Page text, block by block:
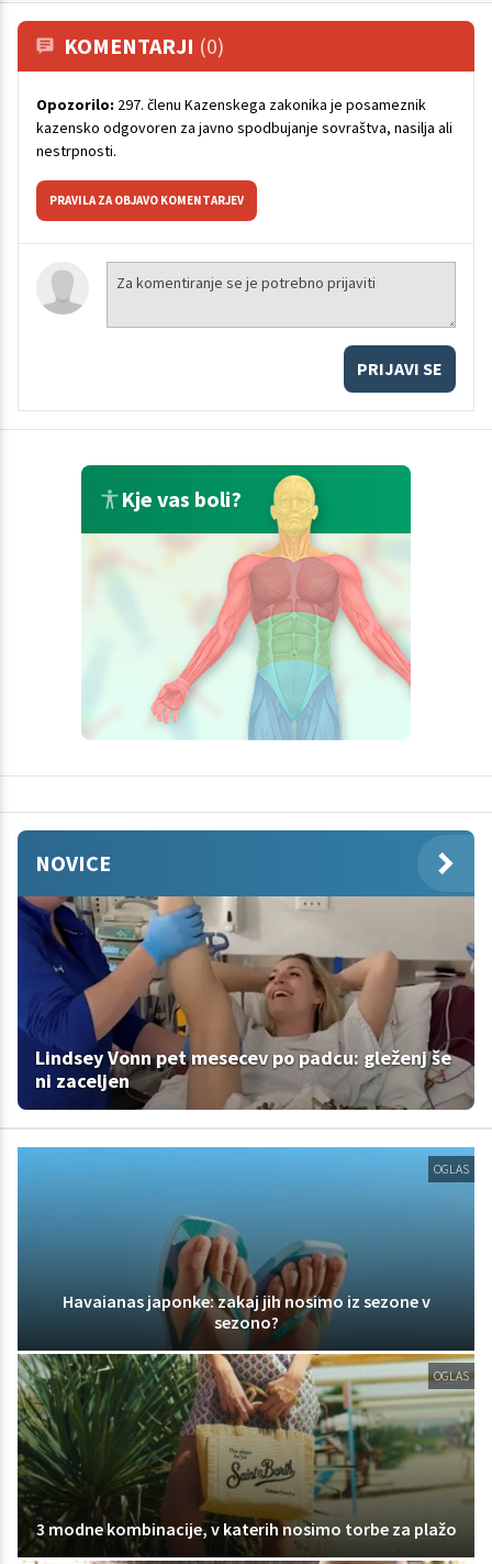
KOMENTARJI (0)
Opozorilo: 297. členu Kazenskega zakonika je posameznik
kazensko odgovoren za javno spodbujanje sovraštva, nasilja ali
nestrpnosti.
PRAVILA ZA OBJAVO KOMENTARJEV
PRIJAVI SE
Kje vas boli?
NOVICE
Lindsey Vonn pet mesecev po padcu: gleženj še
ni zaceljen
OGLAS
Havaianas japonke: zakaj jih nosimo iz sezone v
sezono?
OGLAS
3 modne kombinacije, v katerih nosimo torbe za plažo